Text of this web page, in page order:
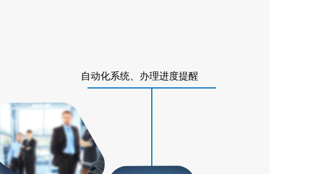
自动化系统、办理进度提醒